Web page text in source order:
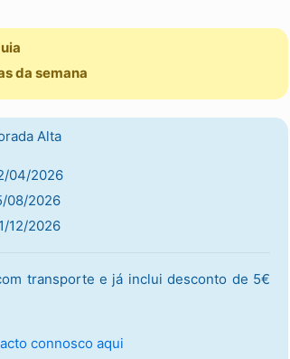
da semana
Alta
04/2026
08/2026
12/2026
transporte e já inclui desconto de 5€
connosco aqui